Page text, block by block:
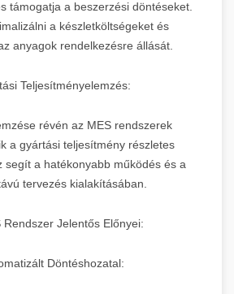
támogatja a beszerzési döntéseket.
a készletköltségeket és
anyagok rendelkezésre állását.
Teljesítményelemzés:
révén az MES rendszerek
a gyártási teljesítmény részletes
segít a hatékonyabb működés és a
tervezés kialakításában.
Rendszer Jelentős Előnyei:
Döntéshozatal: